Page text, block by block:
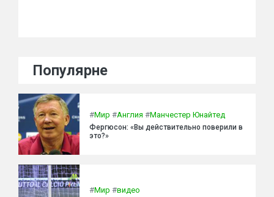
Популярне
#Мир #Англия #Манчестер Юнайтед
Фергюсон: «Вы действительно поверили в
это?»
#Мир #видео